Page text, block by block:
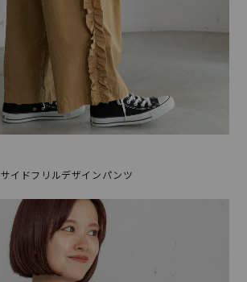
サイドフリルデザインパンツ